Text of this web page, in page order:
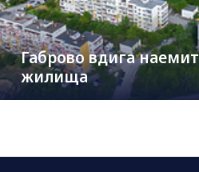
Габрово вдига
жилища